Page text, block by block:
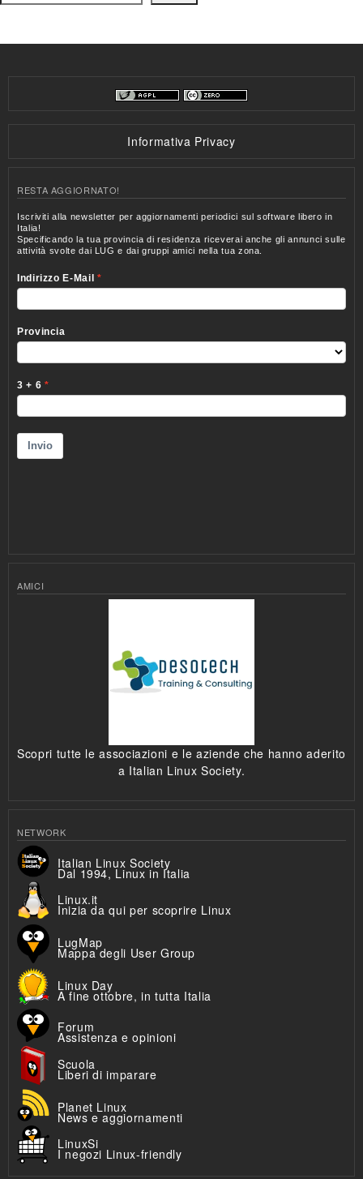
Informativa Privacy
RESTA AGGIORNATO!
AMICI
Scopri tutte le associazioni e le aziende che hanno aderito
a Italian Linux Society.
NETWORK
Italian Linux Society
Dal 1994, Linux in Italia
Linux.it
Inizia da qui per scoprire Linux
LugMap
Mappa degli User Group
Linux Day
A fine ottobre, in tutta Italia
Forum
Assistenza e opinioni
Scuola
Liberi di imparare
Planet Linux
News e aggiornamenti
LinuxSi
I negozi Linux-friendly